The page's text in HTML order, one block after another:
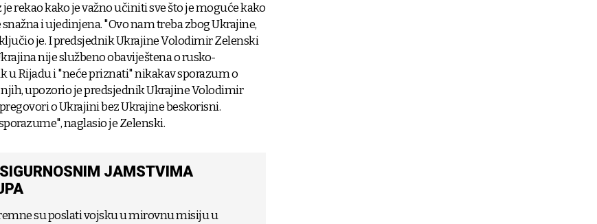
rekao kako je važno učiniti sve što je moguće kako
i ujedinjena. "Ovo nam treba zbog Ukrajine,
je. I predsjednik Ukrajine Volodimir Zelenski
nije službeno obaviještena o rusko-
Rijadu i "neće priznati" nikakav sporazum o
upozorio je predsjednik Ukrajine Volodimir
o Ukrajini bez Ukrajine beskorisni.
naglasio je Zelenski.
JAMSTVIMA
su poslati vojsku u mirovnu misiju u